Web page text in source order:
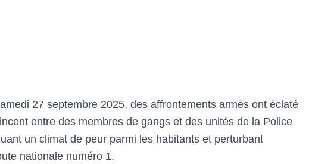
27 septembre 2025, des affrontements armés ont éclaté
entre des membres de gangs et des unités de la Police
un climat de peur parmi les habitants et perturbant
nationale numéro 1.